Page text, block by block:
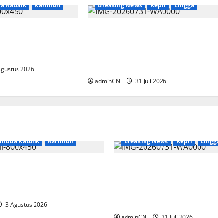
Katolik
Karimun
2026
Breaking News Kepri Lingga
adminCN 31 Juli 2026
Katolik
Karimun
3 Agustus 2026
Breaking News Kepri